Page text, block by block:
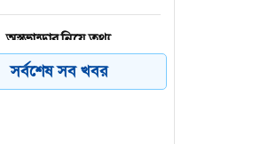
অস্ত্রভান্ডার নিয়ে তথ্য
ফাঁসকারীদের কারাদণ্ডের
হুঁশিয়ারি ট্রাম্পের
সর্বশেষ সব খবর